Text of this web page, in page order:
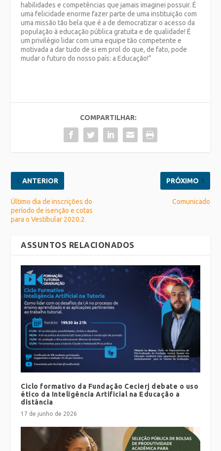
habilidades e competências que jamais imaginei possuir. É
uma felicidade enorme fazer parte de uma instituição com
uma missão tão bela que é a de democratizar o acesso da
população à educação pública gratuita e de qualidade! É
um privilégio lidar com uma equipe tão competente e
motivada a dar tudo de si em prol do que, de fato, pode
mudar o futuro do nosso país: a Educação!”
COMPARTILHAR:
ANTERIOR
Último dia de inscrições do
período de isenção e cotas
para o Vestibular 2020.2
PRÓXIMO
Comunicado
ASSUNTOS RELACIONADOS
Ciclo formativo da Fundação Cecierj debate o uso
ético da Inteligência Artificial na Educação a
distância
17 de junho de 2026